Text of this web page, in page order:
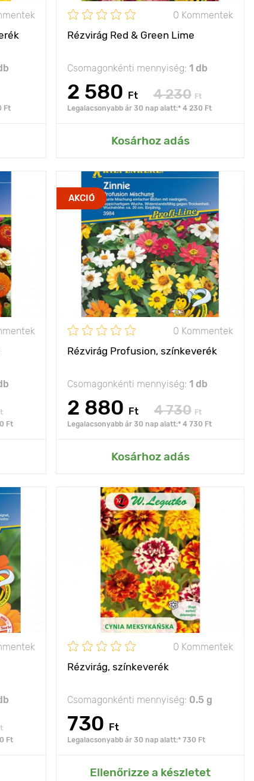
Ft
0 Kommentek
Rézvirág Red & Green Lime
Csomagonkénti mennyiség: 1 db
2 580 Ft 4 230 Ft
Legalacsonyabb ár 30 nap alatt:* 4 230 Ft
Kosárhoz adás
Hozzáadás az Én kertemhez
Ft
- 50 cm
30 cm
AKCIÓ
0 Kommentek
Rézvirág Profusion, színkeverék
Csomagonkénti mennyiség: 1 db
2 880 Ft 4 730 Ft
Legalacsonyabb ár 30 nap alatt:* 4 730 Ft
Kosárhoz adás
Jellemzők
alkotta szőnyeget
alkot
Kifejlett kori
magasság
15 - 25 cm
Ültetési távolság 30 х 20 cm
Fényigény nap
Hozzáadás az Én kertemhez
Ft
fajta
- 80 cm
20 cm
nap
0 Kommentek
Rézvirág, színkeverék
Csomagonkénti mennyiség: 0.5 g
730 Ft
Legalacsonyabb ár 30 nap alatt:* 730 Ft
Ellenőrizze a készletet
Jellemzők
a virágoskertek
kompozícióinak élénk
akcentusaihoz,
virágágyások és
szegélyek
kialakításához
Kifejlett kori
magasság
50 - 80 cm
Ültetési távolság 20 х 30 cm
Fényigény
Hozzáadás az Én kertemhez